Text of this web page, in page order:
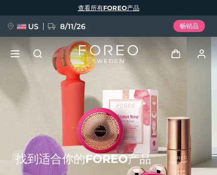
找到适合你的FOREO产品
查看所有FOREO产品
US 8/11/26 畅销品
用户信息
我的设备
我的订单
FAQ™ Pure Beauty-Tech Elixir
语言
Deutsch
Español
Français
Italiano
Português
Polski
Svenska
Русский